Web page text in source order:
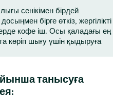
сенікімен бірдей
бірге өткіз, жергілікті
кофе іш. Осы қаладағы ең
көріп шығу үшін қыдыруға
танысуға